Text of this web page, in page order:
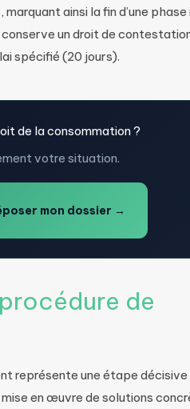
ainsi la fin d’une
un droit de
spécifié (20 jours).
de la consommation ?
votre situation.
mon dossier →
de
représente une étape
en œuvre de solutions